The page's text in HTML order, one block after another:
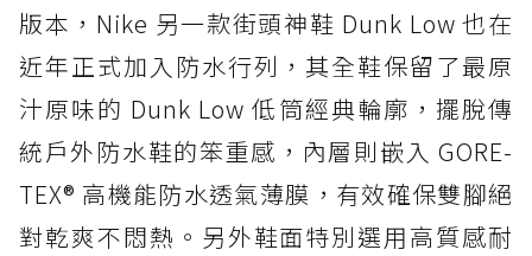
版本，Nike 另一款街頭神鞋 Dunk Low 也在
近年正式加入防水行列，其全鞋保留了最原
汁原味的 Dunk Low 低筒經典輪廓，擺脫傳
統戶外防水鞋的笨重感，內層則嵌入 GORE-
TEX® 高機能防水透氣薄膜，有效確保雙腳絕
對乾爽不悶熱。另外鞋面特別選用高質感耐